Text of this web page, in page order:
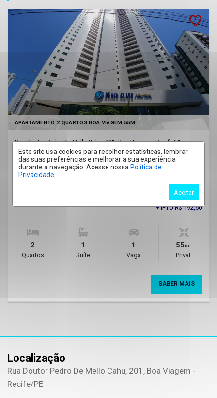
Este site usa cookies para recolher estatísticas, lembrar
das suas preferências e melhorar a sua experiência
durante a navegação. Acesse nossa Política de
Privacidade
Aceitar
APARTAMENTO 2 QUARTOS BOA VIAGEM 55M²
Rua Doutor Pedro De Mello Cahu, 201, Boa Viagem - Recife/PE
Beach Class Santa Maria
Cód.:4868
R$ 550.000,00
+ IPTU R$ 192,60
2
Quartos
1
Suíte
1
Vaga
55m²
Privat.
SABER MAIS
Localização
Rua Doutor Pedro De Mello Cahu, 201, Boa Viagem -
Recife/PE